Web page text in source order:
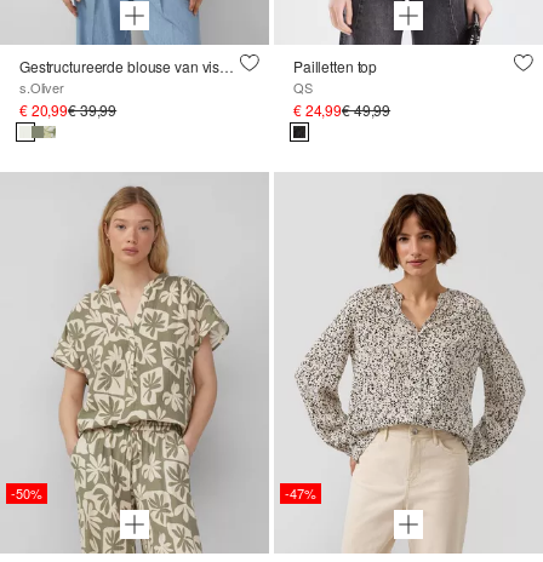
Gestructureerde blouse van viscosemix in een O-vorm
s.Oliver
€ 20,99€ 39,99
Pailletten top
QS
€ 24,99€ 49,99
-50% -47%